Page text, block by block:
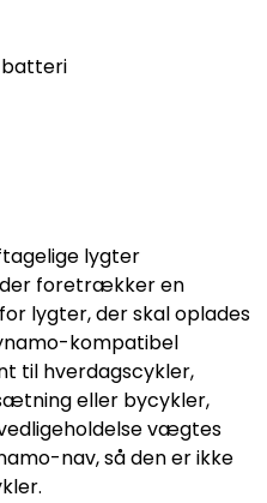
lygter
der foretrækker en
lygter, der skal oplades
kompatibel
til hverdagscykler,
eller bycykler,
vægtes
nav, så den er ikke